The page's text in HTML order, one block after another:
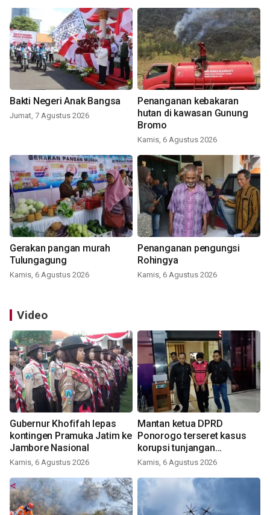
Bakti Negeri Anak Bangsa
Jumat, 7 Agustus 2026
Penanganan kebakaran
hutan di kawasan Gunung
Bromo
Kamis, 6 Agustus 2026
Gerakan pangan murah
Tulungagung
Kamis, 6 Agustus 2026
Penanganan pengungsi
Rohingya
Kamis, 6 Agustus 2026
Video
Gubernur Khofifah lepas
kontingen Pramuka Jatim ke
Jambore Nasional
Kamis, 6 Agustus 2026
Mantan ketua DPRD
Ponorogo terseret kasus
korupsi tunjangan
perumahan
Kamis, 6 Agustus 2026